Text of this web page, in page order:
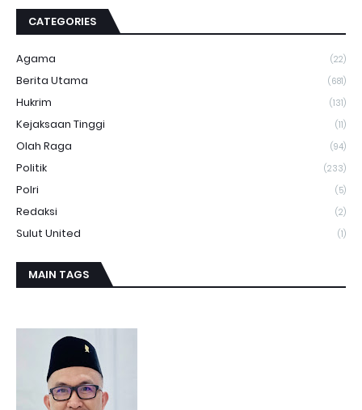
CATEGORIES
Agama (22)
Berita Utama (681)
Hukrim (131)
Kejaksaan Tinggi (11)
Olah Raga (94)
Politik (233)
Polri (5)
Redaksi (2)
Sulut United (1)
MAIN TAGS